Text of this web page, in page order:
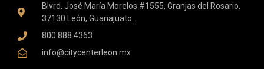
Blvrd. José María Morelos #1555, Granjas del Rosario,
37130 León, Guanajuato.
800 888 4363
info@citycenterleon.mx